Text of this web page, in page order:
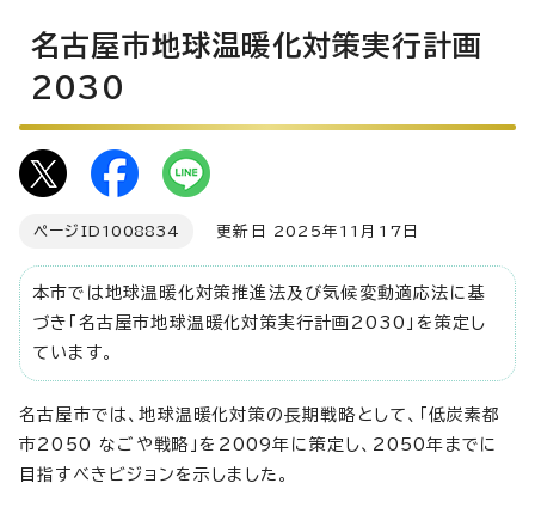
名古屋市地球温暖化対策実行計画
2030
ページID 1008834 更新日 2025年11月17日
本市では地球温暖化対策推進法及び気候変動適応法に基
づき「名古屋市地球温暖化対策実行計画2030」を策定し
ています。
名古屋市では、地球温暖化対策の長期戦略として、「低炭素都
市2050 なごや戦略」を2009年に策定し、2050年までに
目指すべきビジョンを示しました。